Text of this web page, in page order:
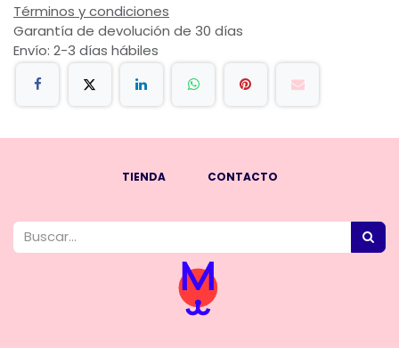
Términos y condiciones
Garantía de devolución de 30 días
Envío: 2-3 días hábiles
TIENDA CONTACTO